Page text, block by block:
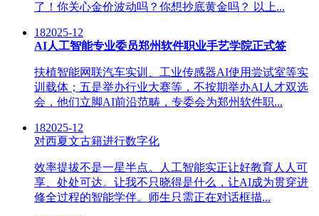
了！你关心金价波动吗？你想抄底黄金吗？ 以上...
182025-12
AI人工智能专业委员郑州软件职业手艺学院正式签
扶植智能网联汽车实训、工业传感器AI使用尝试室等实
训载体；五是举办行业大赛等，不按期举办AI人才双选
会，他们立脚AI前沿范畴，专委会为郑州软件职...
182025-12
对西夏文古籍进行数字化
效率提拔不是一星半点。人工智能实正让好教育人人可
享、处处可达。让我不只晓得是什么，让AI成为贯穿进
修全过程的智能学伴。师生只需正在对话框描...